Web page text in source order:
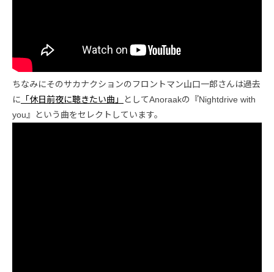
ちなみにそのサカナクションのフロントマン山口一郎さんは過去
に 「休日前夜に聴きたい曲」
としてAnoraakの『Nightdrive with
you』という曲をセレクトしています。